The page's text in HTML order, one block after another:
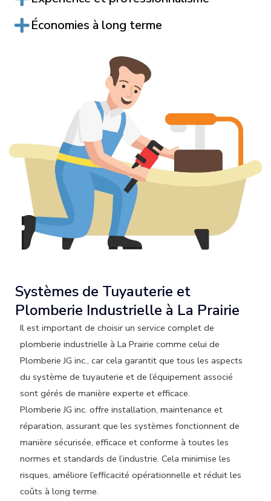
Économies à long terme
Systèmes de Tuyauterie et
Plomberie Industrielle à La Prairie
Il est important de choisir un service complet de
plomberie industrielle à La Prairie comme celui de
Plomberie JG inc., car cela garantit que tous les aspects
du système de tuyauterie et de l’équipement associé
sont gérés de manière experte et efficace.
Plomberie JG inc. offre installation, maintenance et
réparation, assurant que les systèmes fonctionnent de
manière sécurisée, efficace et conforme à toutes les
normes et standards de l’industrie. Cela minimise les
risques, améliore l’efficacité opérationnelle et réduit les
coûts à long terme.